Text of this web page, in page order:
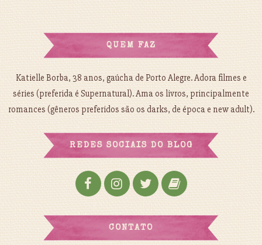
QUEM FAZ
Katielle Borba, 38 anos, gaúcha de Porto Alegre. Adora filmes e
séries (preferida é Supernatural). Ama os livros, principalmente
romances (gêneros preferidos são os darks, de época e new adult).
REDES SOCIAIS DO BLOG
CONTATO